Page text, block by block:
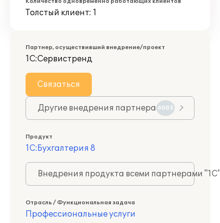
Толстый клиент: 1
Партнер, осуществивший внедрение/проект
1С:Сервистренд
Связаться
Другие внедрения партнера 6003
Продукт
1С:Бухгалтерия 8
Внедрения продукта всеми партнерами
Отрасль / Функциональная задача
Профессиональные услуги